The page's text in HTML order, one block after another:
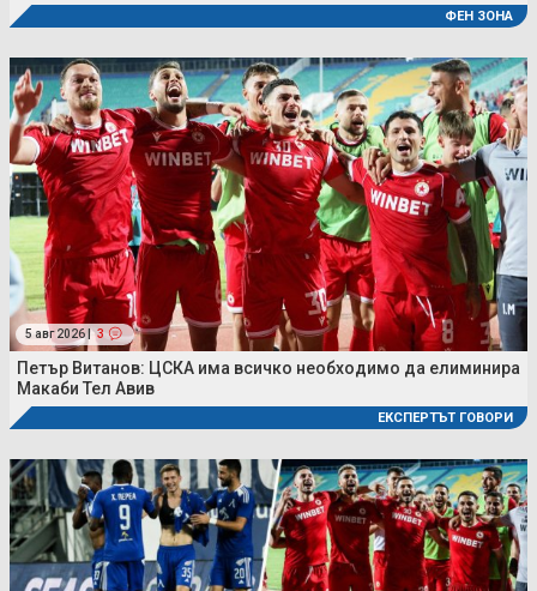
ФЕН ЗОНА
5 авг 2026 | 3
Петър Витанов: ЦСКА има всичко необходимо да елиминира
Макаби Тел Авив
ЕКСПЕРТЪТ ГОВОРИ